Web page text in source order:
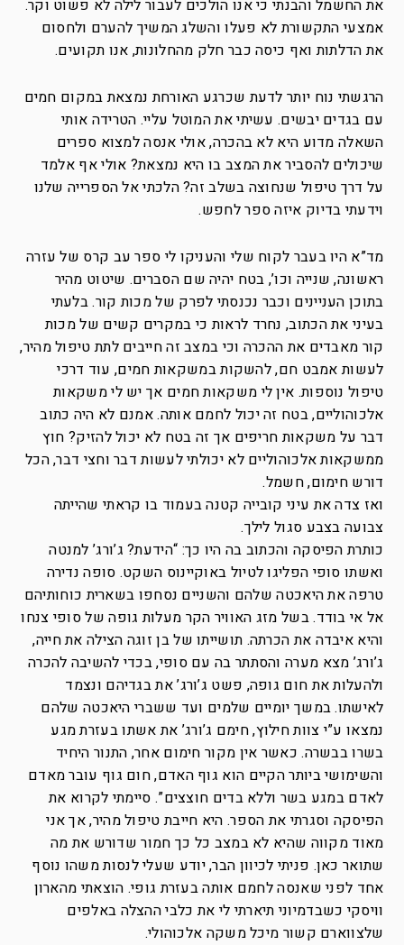
את החשמל והבנתי כי אנו הולכים לעבור לילה לא פשוט וקר.
אמצעי התקשורת לא פעלו והשלג המשיך להערם ולחסום
את הדלתות ואף כיסה כבר חלק מהחלונות, אנו תקועים.
הרגשתי נוח יותר לדעת שכרגע האורחת נמצאת במקום חמים
עם בגדים יבשים. עשיתי את המוטל עליי. הטרידה אותי
השאלה מדוע היא לא בהכרה, אולי אנסה למצוא ספרים
שיכולים להסביר את המצב בו היא נמצאת? אולי אף אלמד
על דרך טיפול שנחוצה בשלב זה? הלכתי אל הספרייה שלנו
וידעתי בדיוק איזה ספר לחפש.
מד”א היו בעבר לקוח שלי והעניקו לי ספר עב קרס של עזרה
ראשונה, שנייה וכו’, בטח יהיה שם הסברים. שיטוט מהיר
בתוכן העניינים וכבר נכנסתי לפרק של מכות קור. בלעתי
בעיני את הכתוב, נחרד לראות כי במקרים קשים של מכות
קור מאבדים את ההכרה וכי במצב זה חייבים לתת טיפול מהיר,
לעשות אמבט חם, להשקות במשקאות חמים, עוד דרכי
טיפול נוספות. אין לי משקאות חמים אך יש לי משקאות
אלכוהוליים, בטח זה יכול לחמם אותה. אמנם לא היה כתוב
דבר על משקאות חריפים אך זה בטח לא יכול להזיק? חוץ
ממשקאות אלכוהוליים לא יכולתי לעשות דבר וחצי דבר, הכל
דורש חימום, חשמל.
ואז צדה את עיני קובייה קטנה בעמוד בו קראתי שהייתה
צבועה בצבע סגול לילך.
כותרת הפיסקה והכתוב בה היו כך: “הידעת? ג’ורג’ למנטה
ואשתו סופי הפליגו לטיול באוקיינוס השקט. סופה נדירה
טרפה את היאכטה שלהם והשניים נסחפו בשארית כוחותיהם
אל אי בודד. בשל מזג האוויר הקר מעלות גופה של סופי צנחו
והיא איבדה את הכרתה. תושייתו של בן זוגה הצילה את חייה,
ג’ורג’ מצא מערה והסתתר בה עם סופי, בכדי להשיבה להכרה
ולהעלות את חום גופה, פשט ג’ורג’ את בגדיהם ונצמד
לאישתו. במשך יומיים שלמים ועד ששברי היאכטה שלהם
נמצאו ע”י צוות חילוץ, חימם ג’ורג’ את אשתו בעזרת מגע
בשרו בבשרה. כאשר אין מקור חימום אחר, התנור היחיד
והשימושי ביותר הקיים הוא גוף האדם, חום גוף עובר מאדם
לאדם במגע בשר וללא בדים חוצצים”. סיימתי לקרוא את
הפיסקה וסגרתי את הספר. היא חייבת טיפול מהיר, אך אני
מאוד מקווה שהיא לא במצב כל כך חמור שדורש את מה
שתואר כאן. פניתי לכיוון הבר, יודע שעלי לנסות משהו נוסף
אחד לפני שאנסה לחמם אותה בעזרת גופי. הוצאתי מהארון
וויסקי כשבדמיוני תיארתי לי את כלבי ההצלה באלפים
שלצווארם קשור מיכל משקה אלכוהולי.